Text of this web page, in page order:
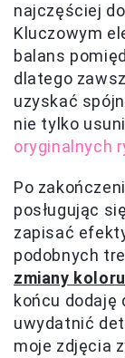
najczęściej
Kluczowym
balans
dlatego
uzyskać
nie tylko
oryginalnych
Po
posługując
zapisać
podobnych
zmiany
końcu dodaję
uwydatnić
moje zdjęcia